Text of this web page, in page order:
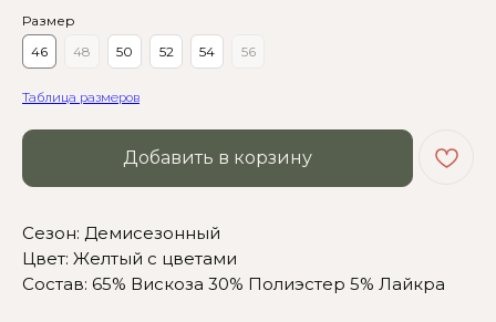
Размер
46
48 50 52 54 56
Таблица размеров
Добавить в корзину
Сезон: Демисезонный
Цвет: Желтый с цветами
Состав: 65% Вискоза 30% Полиэстер 5% Лайкра
Сомневаетесь в выборе?
Нажмите сюда, чтобы